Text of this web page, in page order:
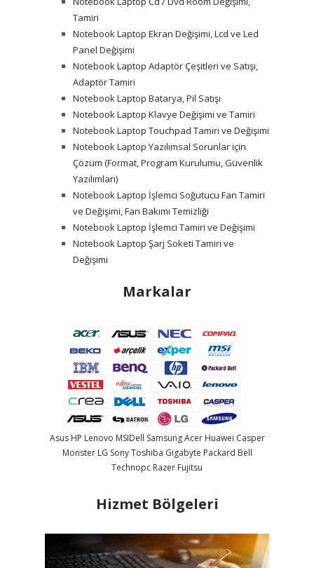
Tamiri
Notebook Laptop Ekran Değişimi, Lcd ve Led
Panel Değişimi
Notebook Laptop Adaptör Çeşitleri ve Satışı,
Adaptör Tamiri
Notebook Laptop Batarya, Pil Satışı
Notebook Laptop Klavye Değişimi ve Tamiri
Notebook Laptop Touchpad Tamiri ve Değişimi
Notebook Laptop Yazılımsal Sorunlar için
Çözüm (Format, Program Kurulumu, Güvenlik
Yazılımları)
Notebook Laptop İşlemci Soğutucu Fan Tamiri
ve Değişimi, Fan Bakımı Temizliği
Notebook Laptop İşlemci Tamiri ve Değişimi
Notebook Laptop Şarj Soketi Tamiri ve
Değişimi
Markalar
Asus HP Lenovo MSIDell SamsungAcer Huawei Casper
Monster LG SonyToshiba Gigabyte Packard Bell
Technopc Razer Fujitsu
Hizmet Bölgeleri